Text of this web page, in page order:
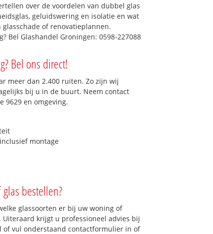
over de voordelen van dubbel glas
geluidswering en isolatie en wat
of renovatieplannen.
Bel Glashandel Groningen: 0598-227088
Bel ons direct!
meer dan 2.400 ruiten. Zo zijn wij
bij u in de buurt. Neem contact
9629 en omgeving.
montage
bestellen?
glassoorten er bij uw woning of
krijgt u professioneel advies bij
of vul onderstaand contactformulier in of